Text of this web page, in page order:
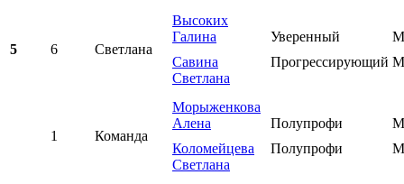
5 6 Светлана
Высоких
Галина
Савина
Светлана
Уверенный
Прогрессирующий
1 Команда
Морыженкова
Алена
Коломейцева
Светлана
Полупрофи
Полупрофи